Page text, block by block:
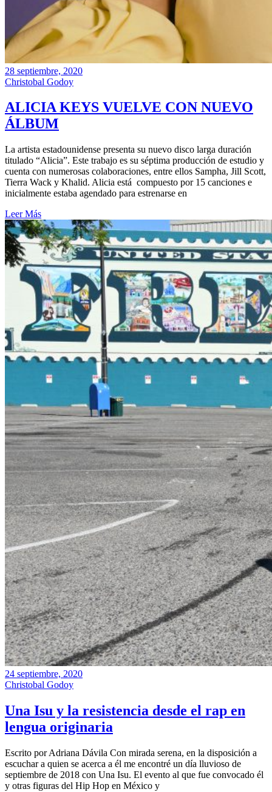
28 septiembre, 2020
Christobal Godoy
ALICIA KEYS VUELVE CON NUEVO
ÁLBUM
La artista estadounidense presenta su nuevo disco larga duración
titulado “Alicia”. Este trabajo es su séptima producción de estudio y
cuenta con numerosas colaboraciones, entre ellos Sampha, Jill Scott,
Tierra Wack y Khalid. Alicia está compuesto por 15 canciones e
inicialmente estaba agendado para estrenarse en
Leer Más
24 septiembre, 2020
Christobal Godoy
Una Isu y la resistencia desde el rap en
lengua originaria
Escrito por Adriana Dávila Con mirada serena, en la disposición a
escuchar a quien se acerca a él me encontré un día lluvioso de
septiembre de 2018 con Una Isu. El evento al que fue convocado él
y otras figuras del Hip Hop en México y